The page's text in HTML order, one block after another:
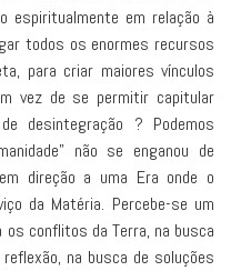
espiritualmente em relação à
todos os enormes recursos
para criar maiores vínculos
vez de se permitir capitular
desintegração ? Podemos
não se enganou de
direção a uma Era onde o
da Matéria. Percebe-se um
conflitos da Terra, na busca
na busca de soluções